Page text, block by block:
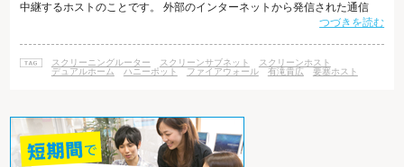
中継するホストのことです。 外部のインターネットから発信された通信
は、 一度スクリーニングルーターを通ってパケットがフィルタリングされ
ィックのみが内部のコンピュータに到達します。 また、内部ネットワーク
からの発信は、 要塞ホストを通過してからスクリーニングルーターを通
つづきを読む
スクリーニングルーター スクリーンサブネット
スクリーンホスト
デュアルホーム
ハニーポット ファイアウォール 有滝貴広 要塞ホスト